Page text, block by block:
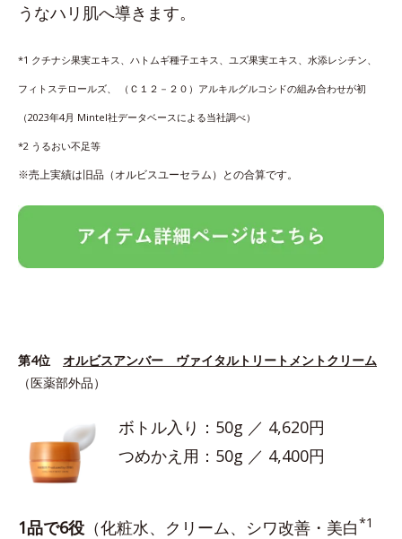
うなハリ肌へ導きます。
*1 クチナシ果実エキス、ハトムギ種子エキス、ユズ果実エキス、水添レシチン、
フィトステロールズ、 （Ｃ１２－２０）アルキルグルコシドの組み合わせが初
（2023年4月 Mintel社データベースによる当社調べ）
*2 うるおい不足等
※売上実績は旧品（オルビスユーセラム）との合算です。
第4位
オルビスアンバー ヴァイタルトリートメントクリーム
（医薬部外品）
ボトル入り：50g ／ 4,620円
つめかえ用：50g ／ 4,400円
1品で6役 （化粧水、クリーム、シワ改善・美白*1